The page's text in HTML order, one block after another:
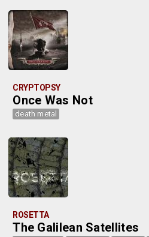
CRYPTOPSY
Once Was Not
death metal
ROSETTA
The Galilean Satellites